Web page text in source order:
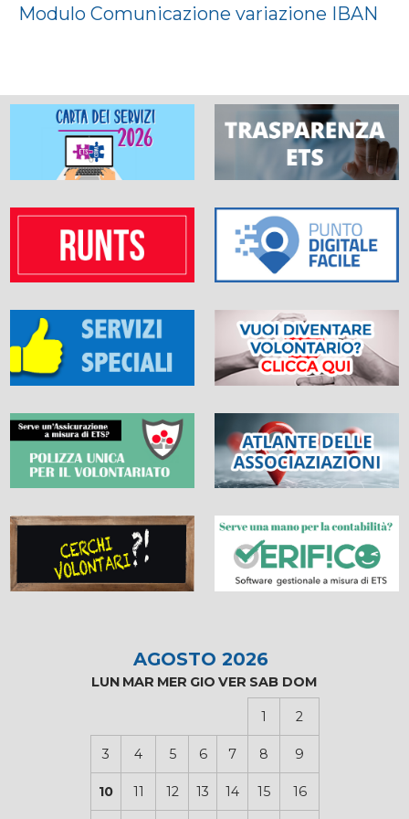
Modulo Comunicazione variazione IBAN
AGOSTO 2026
LUN MAR MER GIO VER SAB DOM
1 2
3 4 5 6 7 8 9
10 11 12 13 14 15 16